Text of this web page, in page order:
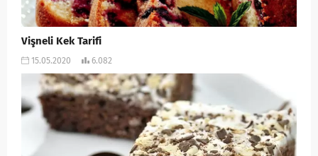
Vişneli Kek Tarifi
15.05.2020 6.082